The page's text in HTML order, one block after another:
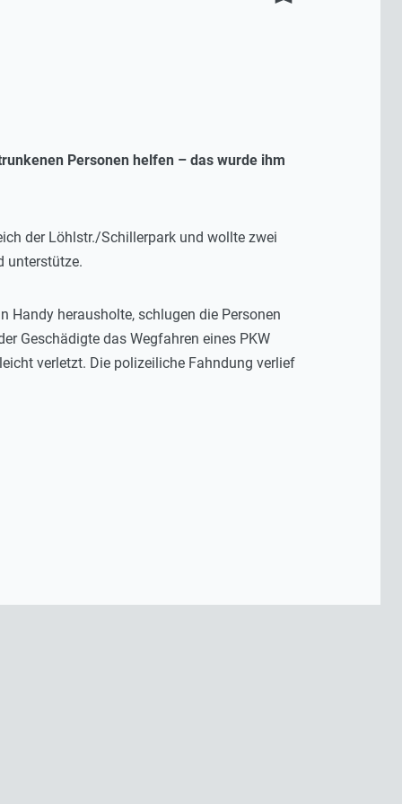
Personen helfen – das wurde ihm
der Löhlstr./Schillerpark und wollte zwei
unterstütze.
Handy herausholte, schlugen die Personen
Geschädigte das Wegfahren eines PKW
verletzt. Die polizeiliche Fahndung verlief